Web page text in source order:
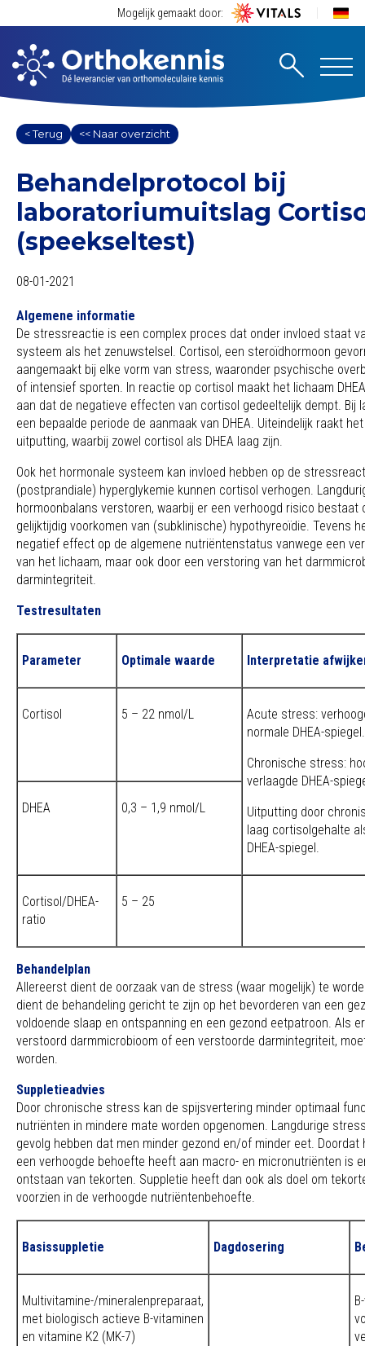
Mogelijk gemaakt door:
< Terug << Naar overzicht
Behandelprotocol bij
laboratoriumuitslag
(speekseltest)
08-01-2021
Algemene informatie
De stressreactie is een complex proces dat onder invloed staat
systeem als het zenuwstelsel. Cortisol, een steroïdhormoon
aangemaakt bij elke vorm van stress, waaronder psychische
of intensief sporten. In reactie op cortisol maakt het lichaam
aan dat de negatieve effecten van cortisol gedeeltelijk dempt. Bij
een bepaalde periode de aanmaak van DHEA. Uiteindelijk raakt
uitputting, waarbij zowel cortisol als DHEA laag zijn.
Ook het hormonale systeem kan invloed hebben op de
(postprandiale) hyperglykemie kunnen cortisol verhogen.
hormoonbalans verstoren, waarbij er een verhoogd risico bestaat
gelijktijdig voorkomen van (subklinische) hypothyreoïdie. Tevens
negatief effect op de algemene nutriëntenstatus vanwege een
van het lichaam, maar ook door een verstoring van het
darmintegriteit.
Testresultaten
Parameter Optimale waarde Interpretatie
Cortisol 5 – 22 nmol/L
Acute stress:
normale DHEA-spiegel.
Chronische stress:
verlaagde DHEA-
Uitputting door
laag cortisolgehalte
DHEA-spiegel.
DHEA 0,3 – 1,9 nmol/L
Cortisol/DHEA-
ratio
5 – 25
Behandelplan
Allereerst dient de oorzaak van de stress (waar mogelijk) te
dient de behandeling gericht te zijn op het bevorderen van een
voldoende slaap en ontspanning en een gezond eetpatroon. Als
verstoord darmmicrobioom of een verstoorde darmintegriteit,
worden.
Suppletieadvies
Door chronische stress kan de spijsvertering minder optimaal
nutriënten in mindere mate worden opgenomen. Langdurige
gevolg hebben dat men minder gezond en/of minder eet.
een verhoogde behoefte heeft aan macro- en micronutriënten is
ontstaan van tekorten. Suppletie heeft dan ook als doel om
voorzien in de verhoogde nutriëntenbehoefte.
Basissuppletie Dagdosering
Multivitamine-/mineralenpreparaat,
met biologisch actieve B-vitaminen
en vitamine K2 (MK-7)